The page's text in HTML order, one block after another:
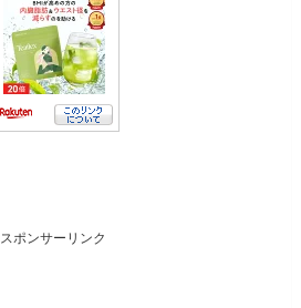
スポンサーリンク